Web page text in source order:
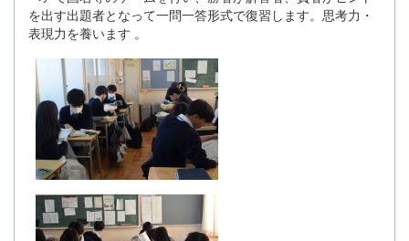
を出す出題者となって一問一答形式で復習します。思考力・
表現力を養います 。